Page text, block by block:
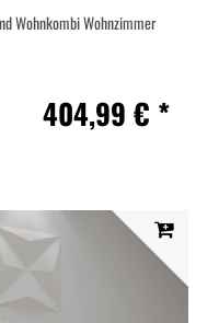
Wohnkombi Wohnzimmer
404,99 € *